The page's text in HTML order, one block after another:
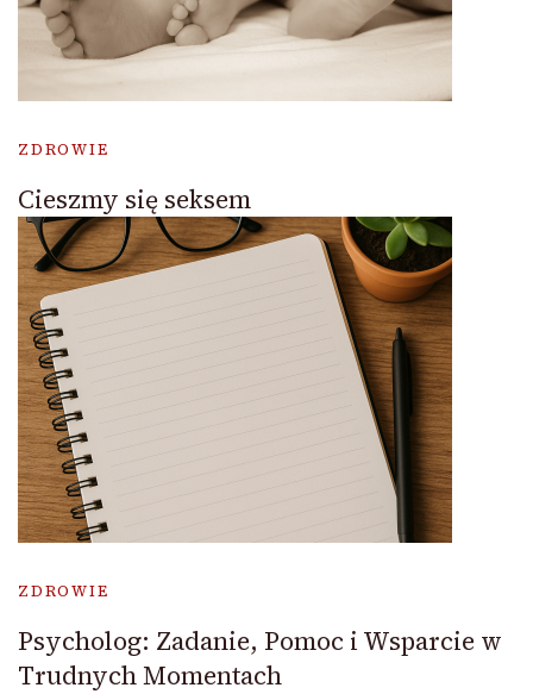
ZDROWIE
Cieszmy się seksem
ZDROWIE
Psycholog: Zadanie, Pomoc i Wsparcie w
Trudnych Momentach